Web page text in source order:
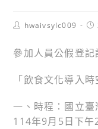
Posthwaivsylc009
參加人員公假登記
「飲食文化導入
一、時程：國立
114年9月5日下